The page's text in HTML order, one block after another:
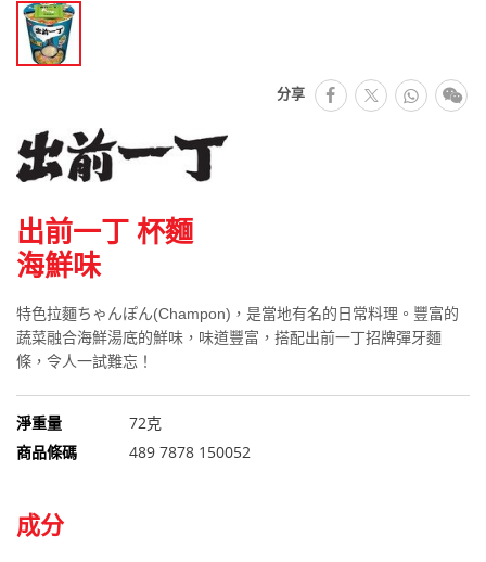
分享 facebook
推特 微
出前一丁 杯麵
海鮮味
特色拉麵ちゃんぽん(Champon)，是當地有名的日常料理。豐富的
蔬菜融合海鮮湯底的鮮味，味道豐富，搭配出前一丁招牌彈牙麵
條，令人一試難忘！
淨重量
72克
商品條碼
489 7878 150052
成分